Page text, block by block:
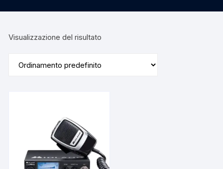
Visualizzazione del risultato